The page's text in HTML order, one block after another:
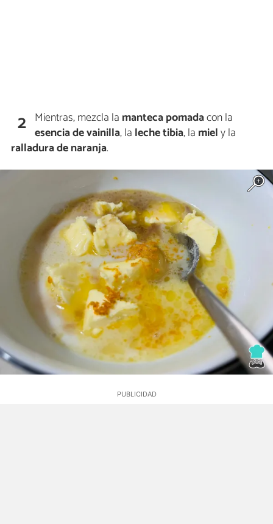
2 Mientras, mezcla la manteca pomadacon la
esencia de vainilla, la leche tibia, la miely la
ralladura de naranja.